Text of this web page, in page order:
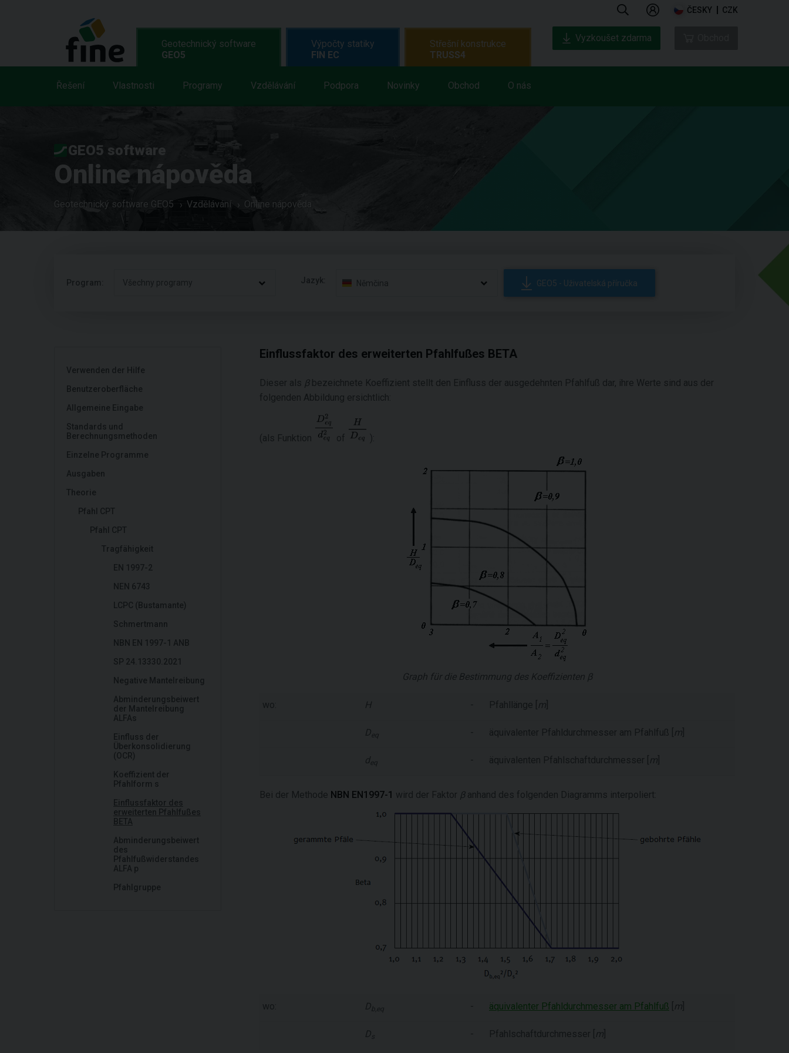
ČESKY CZK
Geotechnický software
GEO5
Řešení Vlastnosti Programy Vzdělávání Podpora Novinky Obchod O nás
Výpočty statiky
FIN EC
Střešní konstrukce
TRUSS4
Vyzkoušet zdarma
GEO5 software
Online nápověda
Geotechnický software GEO5 Vzdělávání Online nápověda
Program: Všechny programy Jazyk: Němčina GEO5 - Uživatelská příručka
Verwenden der Hilfe
Benutzeroberfläche
Allgemeine Eingabe
Standards und
Berechnungsmethoden
Einzelne Programme
Ausgaben
Theorie
Pfahl CPT
Pfahl CPT
Tragfähigkeit
EN 1997-2
NEN 6743
LCPC (Bustamante)
Schmertmann
NBN EN 1997-1 ANB
SP 24.13330.2021
Negative Mantelreibung
Abminderungsbeiwert
der Mantelreibung
ALFAs
Einfluss der
Überkonsolidierung
(OCR)
Koeffizient der
Pfahlform s
Einflussfaktor des
erweiterten Pfahlfußes
BETA
Abminderungsbeiwert
des
Pfahlfußwiderstandes
ALFA p
Pfahlgruppe
Einflussfaktor des erweiterten Pfahlfußes BETA
Dieser als βbezeichnete Koeffizient stellt den Einfluss der ausgedehnten Pfahlfuß dar, ihre Werte sind aus der
folgenden Abbildung ersichtlich:
(als Funktion of ):
Graph für die Bestimmung des Koeffizienten β
wo: H - Pfahllänge [ m
Deq - äquivalenter Pfahldurchmesser am Pfahlfuß [ m
deq - äquivalenten Pfahlschaftdurchmesser [ m
Bei der Methode NBN EN1997-1 wird der Faktor βanhand des folgenden Diagramms interpoliert:
wo: D b,eq - äquivalenter Pfahldurchmesser am Pfahlfuß m
Ds - Pfahlschaftdurchmesser [ m